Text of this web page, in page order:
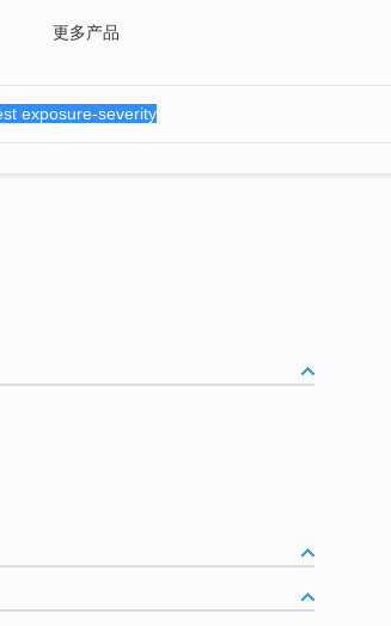
更多产品